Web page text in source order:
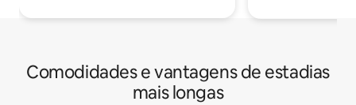
Comodidades e vantagens de estadias
mais longas